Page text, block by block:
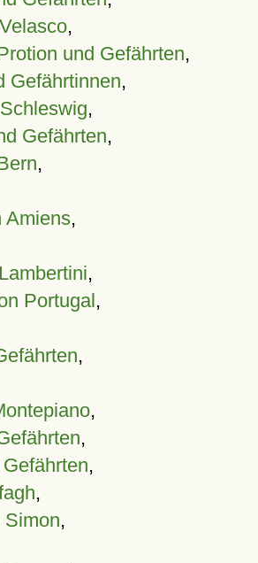
,
und Gefährten,
Gefährtinnen,
,
Gefährten,
,
Amiens,
,
Portugal,
,
,
,
,
,
Simon,